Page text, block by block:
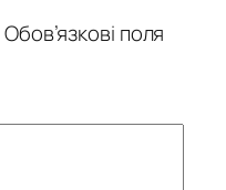
Обов’язкові поля